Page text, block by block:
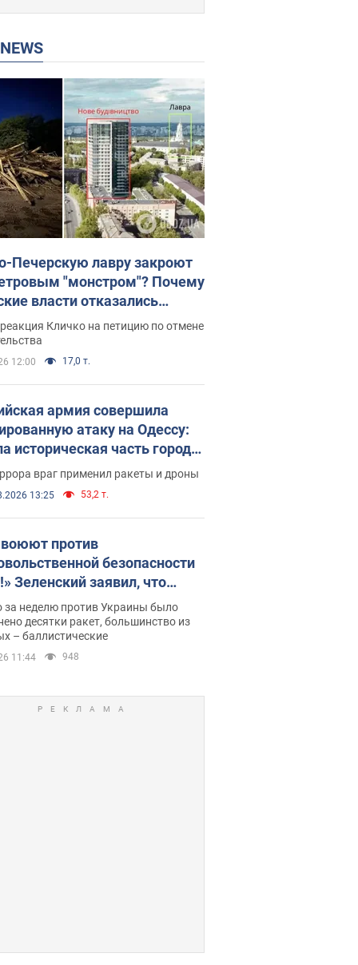
NEWS
Печерскую лавру закроют
"монстром"? Почему
власти отказались
строительство
"московского
Кличко на петицию по отмене
12:00 17,0 т.
армия совершила
атаку на Одессу:
историческая часть города,
Фото и видео
враг применил ракеты и дроны
13:25 53,2 т.
против
безопасности
Зеленский заявил, что
армия вновь
порт в Одессе
за неделю против Украины было
десятки ракет, большинство из
– баллистические
11:44 948